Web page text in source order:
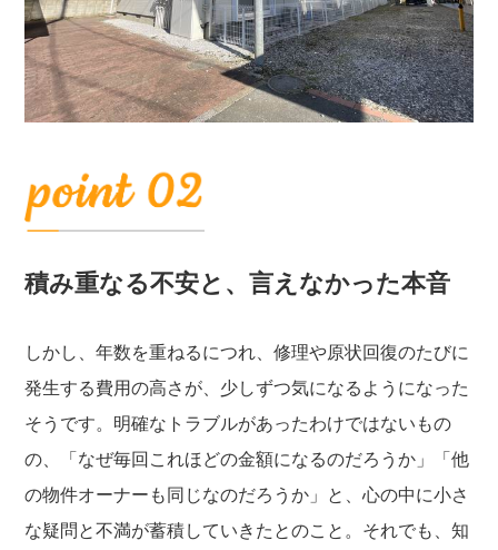
積み重なる不安と、言えなかった本音
しかし、年数を重ねるにつれ、修理や原状回復のたびに
発生する費用の高さが、少しずつ気になるようになった
そうです。明確なトラブルがあったわけではないもの
の、「なぜ毎回これほどの金額になるのだろうか」「他
の物件オーナーも同じなのだろうか」と、心の中に小さ
な疑問と不満が蓄積していきたとのこと。それでも、知